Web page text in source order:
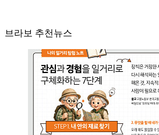
브라보 추천뉴스